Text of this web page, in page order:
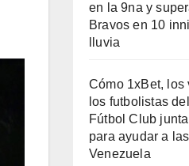
en la 9na y
Bravos en 10
lluvia
Cómo 1xBet, los
los futbolistas
Fútbol Club
para ayudar a
Venezuela